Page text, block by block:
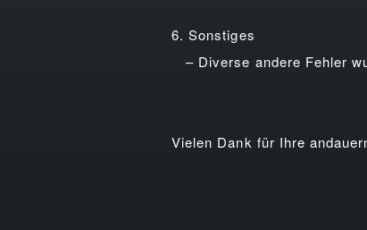
6. Sonstiges
– Diverse andere Fehler
Vielen Dank für Ihre